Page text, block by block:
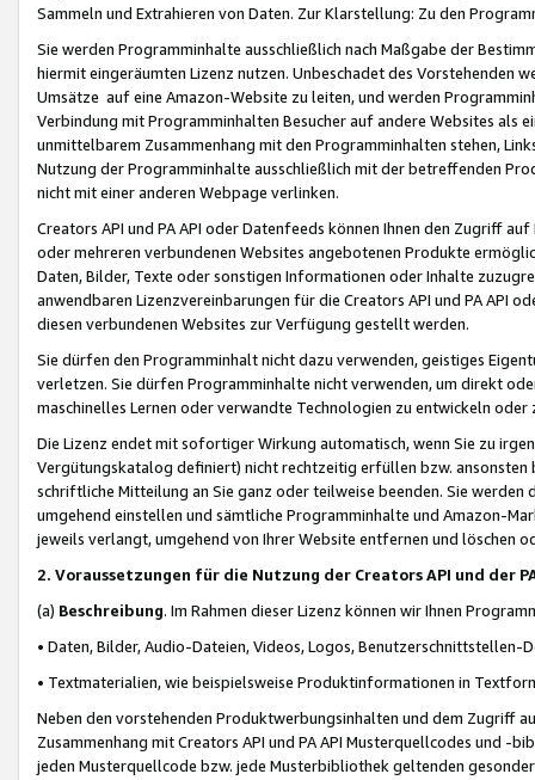
Sammeln und Extrahieren von Daten. Zur Klarstellung: Zu den
Sie werden Programminhalte ausschließlich nach Maßgabe der
hiermit eingeräumten Lizenz nutzen. Unbeschadet des Vorstehenden
Umsätze auf eine Amazon-Website zu leiten, und werden
Verbindung mit Programminhalten Besucher auf andere Websites als
unmittelbarem Zusammenhang mit den Programminhalten stehen,
Nutzung der Programminhalte ausschließlich mit der betreffenden
nicht mit einer anderen Webpage verlinken.
Creators API und PA API oder Datenfeeds können Ihnen den Zugriff
oder mehreren verbundenen Websites angebotenen Produkte
Daten, Bilder, Texte oder sonstigen Informationen oder Inhalte
anwendbaren Lizenzvereinbarungen für die Creators API und PA API
diesen verbundenen Websites zur Verfügung gestellt werden.
Sie dürfen den Programminhalt nicht dazu verwenden, geistiges
verletzen. Sie dürfen Programminhalte nicht verwenden, um direkt
maschinelles Lernen oder verwandte Technologien zu entwickeln
Die Lizenz endet mit sofortiger Wirkung automatisch, wenn Sie zu
Vergütungskatalog definiert) nicht rechtzeitig erfüllen bzw. ansonsten
schriftliche Mitteilung an Sie ganz oder teilweise beenden. Sie werden
umgehend einstellen und sämtliche Programminhalte und Amazon-
jeweils verlangt, umgehend von Ihrer Website entfernen und löschen
2. Voraussetzungen für die Nutzung der Creators API und der
(a) Beschreibung. Im Rahmen dieser Lizenz können wir Ihnen
• Daten, Bilder, Audio-Dateien, Videos, Logos, Benutzerschnittstellen-
• Textmaterialien, wie beispielsweise Produktinformationen in
Neben den vorstehenden Produktwerbungsinhalten und dem Zugriff
Zusammenhang mit Creators API und PA API Musterquellcodes und
jeden Musterquellcode bzw. jede Musterbibliothek geltenden